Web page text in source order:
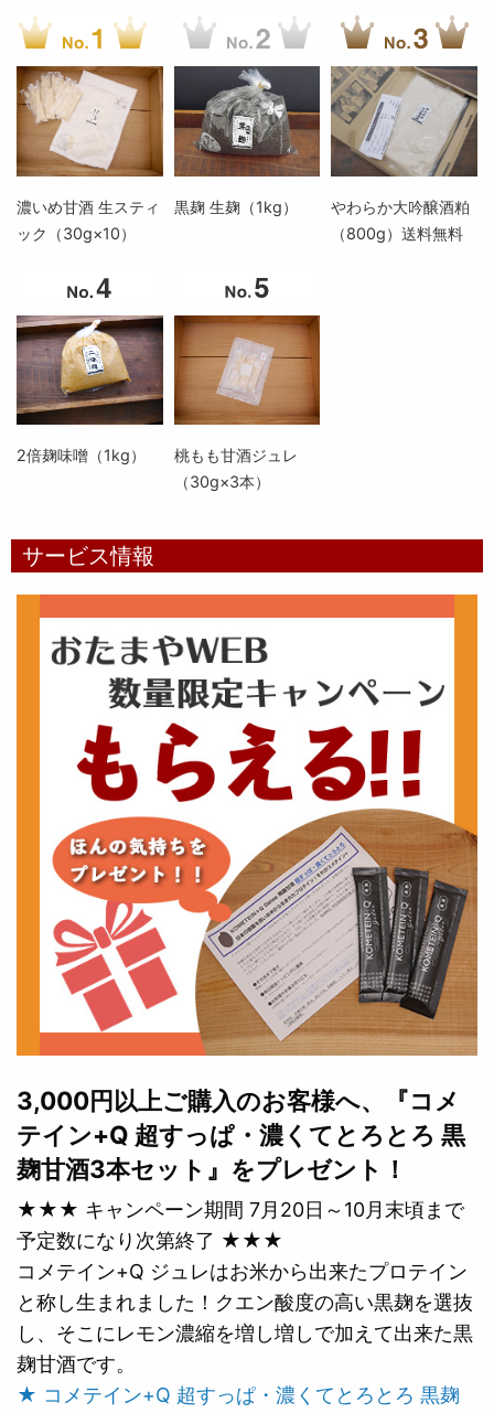
濃いめ甘酒 生スティ
ック（30g×10）
黒麹 生麹（1kg）
やわらか大吟醸酒粕
（800g）送料無料
2倍麹味噌（1kg）
桃もも甘酒ジュレ
（30g×3本）
サービス情報
3,000円以上ご購入のお客様へ、『コメ
テイン+Q 超すっぱ・濃くてとろとろ 黒
麹甘酒3本セット』をプレゼント！
★★★ キャンペーン期間 7月20日～10月末頃まで
予定数になり次第終了 ★★★
コメテイン+Q ジュレはお米から出来たプロテイン
と称し生まれました！クエン酸度の高い黒麹を選抜
し、そこにレモン濃縮を増し増しで加えて出来た黒
麹甘酒です。
★ コメテイン+Q 超すっぱ・濃くてとろとろ 黒麹